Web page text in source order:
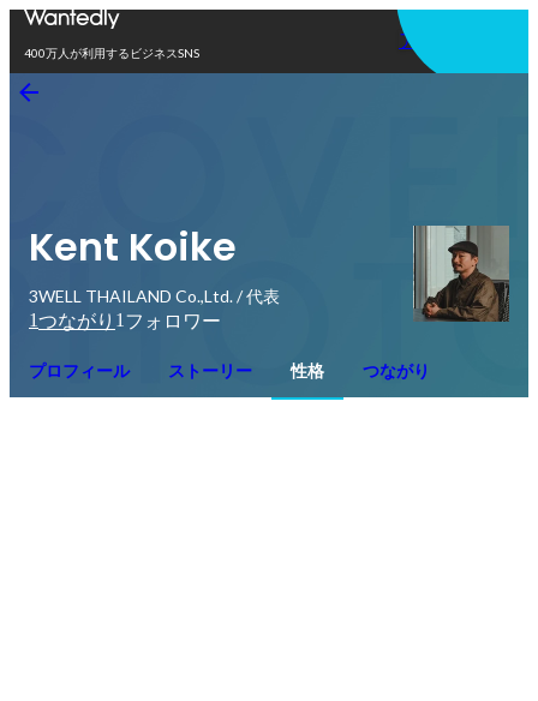
400万人が利用するビジネスSNS
アプリを使う
Kent Koike
3WELL THAILAND Co.,Ltd. / 代表
1つながり 1 フォロワー
プロフィール ストーリー 性格 つながり